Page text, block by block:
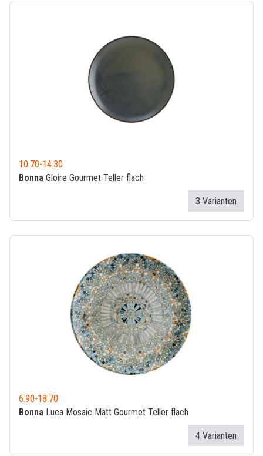
10.70-14.30
Bonna Gloire Gourmet Teller flach
3 Varianten
6.90-18.70
Bonna Luca Mosaic Matt Gourmet Teller flach
4 Varianten